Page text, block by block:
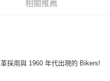
相關推薦
採用與 1960 年代出現的 Bikers!